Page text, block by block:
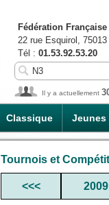
Classique Jeunes
Fédération
22 rue Esquirol,
Tél : 01.53.92.53.20
Il y a actuellement
Tournois et
<<< 2009